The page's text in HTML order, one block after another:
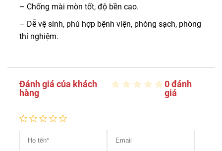
– Chống mài mòn tốt, độ bền cao.
– Dễ vệ sinh, phù hợp bệnh viện, phòng sạch, phòng
thí nghiệm.
Đánh giá của khách
hàng
0 đánh
giá